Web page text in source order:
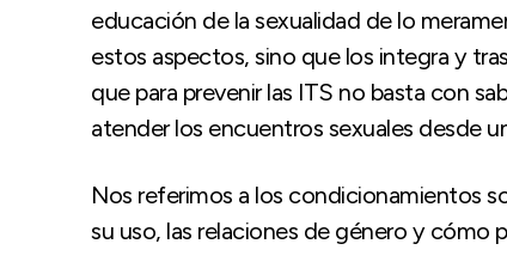
educación de la sexualidad de lo
estos aspectos, sino que los integra y
que para prevenir las ITS no basta con
atender los encuentros sexuales desde
Nos referimos a los condicionamientos
su uso, las relaciones de género y cómo